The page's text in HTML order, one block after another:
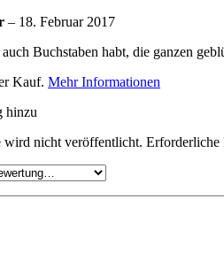
– 18. Februar 2017
Buchstaben habt, die ganzen
Kauf. Mehr Informationen
hinzu
wird nicht veröffentlicht. Erforderliche